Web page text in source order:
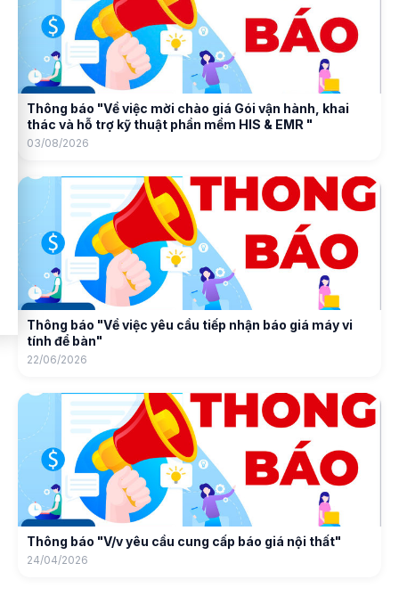
Thông báo "Về việc mời chào giá Gói vận hành, khai
thác và hỗ trợ kỹ thuật phần mềm HIS & EMR "
03/08/2026
Thông báo "Về việc yêu cầu tiếp nhận báo giá máy vi
tính để bàn"
22/06/2026
Thông báo "V/v yêu cầu cung cấp báo giá nội thất"
24/04/2026